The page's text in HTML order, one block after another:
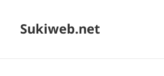
Sukiweb.net